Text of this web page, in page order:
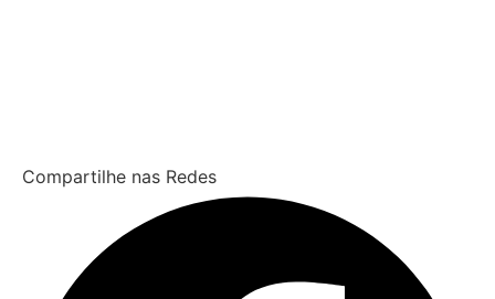
Compartilhe nas Redes